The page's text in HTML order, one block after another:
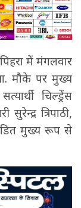
पिहरा में मंगलवार
मौके पर मुख्य
चिल्ड्रेंस
त्रिपाठी,
मुख्य रूप से